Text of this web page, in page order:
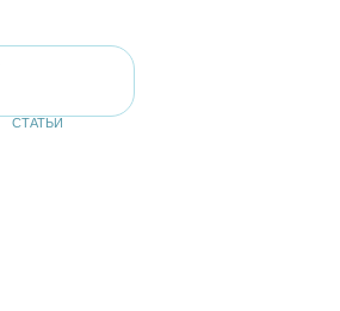
СТАТЬИ